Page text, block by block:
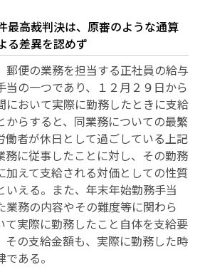
最高裁判決は、原審のような通算
る差異を認めず
郵便の業務を担当する正社員の給与
当の一つであり、１２月２９日から
において実際に勤務したときに支給
からすると、同業務についての最繁
働者が休日として過ごしている上記
務に従事したことに対し、その勤務
加えて支給される対価としての性質
いえる。また、年末年始勤務手当
業務の内容やその難度等に関わら
て実際に勤務したこと自体を支給要
その支給金額も、実際に勤務した時
ある。